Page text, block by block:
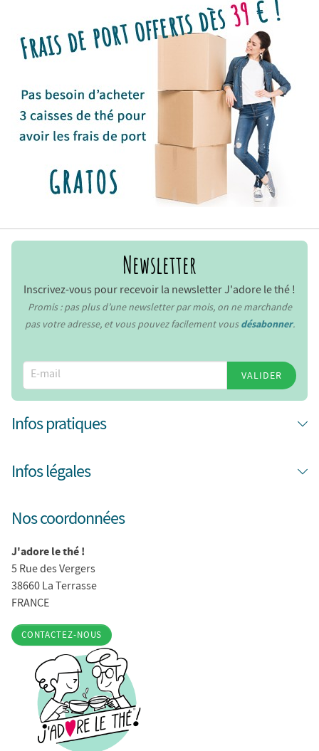
Newsletter
Inscrivez-vous pour recevoir la newsletter J'adore le thé !
Promis : pas plus d’une newsletter par mois, on ne marchande
pas votre adresse, et vous pouvez facilement vousdésabonner.
VALIDER
Infos pratiques
Infos légales
Nos coordonnées
J'adore le thé !
5 Rue des Vergers
38660 La Terrasse
FRANCE
CONTACTEZ-NOUS